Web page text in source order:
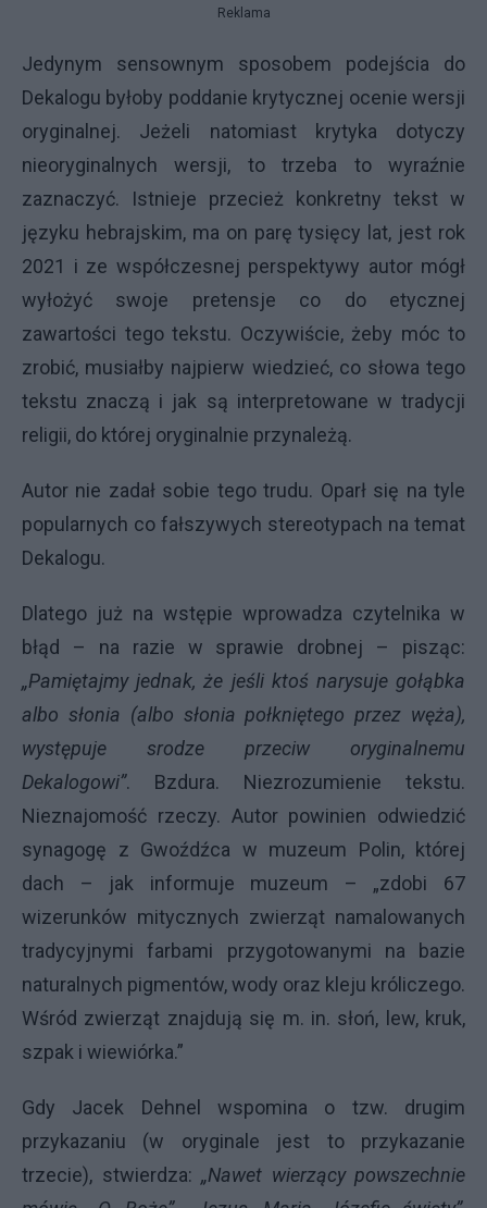
Reklama
Jedynym sensownym sposobem podejścia do
Dekalogu byłoby poddanie krytycznej ocenie wersji
oryginalnej. Jeżeli natomiast krytyka dotyczy
nieoryginalnych wersji, to trzeba to wyraźnie
zaznaczyć. Istnieje przecież konkretny tekst w
języku hebrajskim, ma on parę tysięcy lat, jest rok
2021 i ze współczesnej perspektywy autor mógł
wyłożyć swoje pretensje co do etycznej
zawartości tego tekstu. Oczywiście, żeby móc to
zrobić, musiałby najpierw wiedzieć, co słowa tego
tekstu znaczą i jak są interpretowane w tradycji
religii, do której oryginalnie przynależą.
Autor nie zadał sobie tego trudu. Oparł się na tyle
popularnych co fałszywych stereotypach na temat
Dekalogu.
Dlatego już na wstępie wprowadza czytelnika w
błąd – na razie w sprawie drobnej – pisząc:
„Pamiętajmy jednak, że jeśli ktoś narysuje gołąbka
albo słonia (albo słonia połkniętego przez węża),
występuje srodze przeciw oryginalnemu
Dekalogowi”. Bzdura. Niezrozumienie tekstu.
Nieznajomość rzeczy. Autor powinien odwiedzić
synagogę z Gwoźdźca w muzeum Polin, której
dach – jak informuje muzeum – „zdobi 67
wizerunków mitycznych zwierząt namalowanych
tradycyjnymi farbami przygotowanymi na bazie
naturalnych pigmentów, wody oraz kleju króliczego.
Wśród zwierząt znajdują się m. in. słoń, lew, kruk,
szpak i wiewiórka.”
Gdy Jacek Dehnel wspomina o tzw. drugim
przykazaniu (w oryginale jest to przykazanie
trzecie), stwierdza: „Nawet wierzący powszechnie